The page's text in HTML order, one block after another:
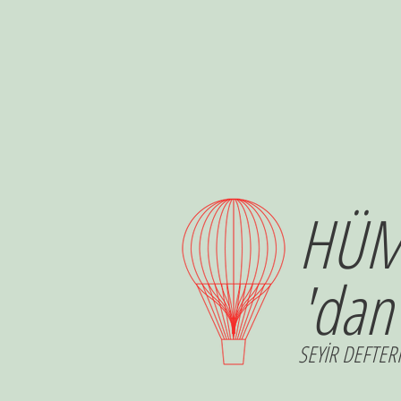
'dan
SEYİR DEFTERİ